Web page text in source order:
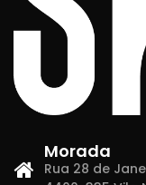
Morada
Rua 28 de